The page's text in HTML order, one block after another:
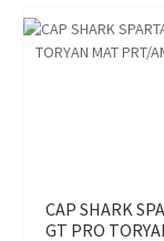
CAP SHARK
GT PRO